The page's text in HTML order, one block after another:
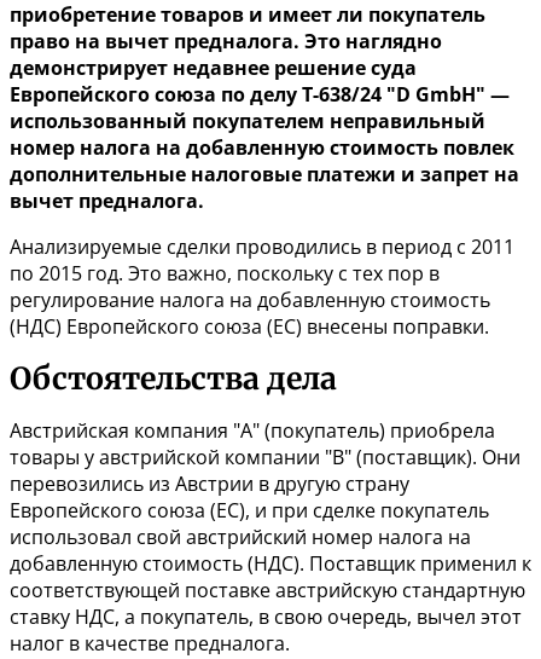
приобретение товаров и имеет ли покупатель
право на вычет предналога. Это наглядно
демонстрирует недавнее решение суда
Европейского союза по делу Т-638/24 "D GmbH" —
использованный покупателем неправильный
номер налога на добавленную стоимость повлек
дополнительные налоговые платежи и запрет на
вычет предналога.
Анализируемые сделки проводились в период с 2011
по 2015 год. Это важно, поскольку с тех пор в
регулирование налога на добавленную стоимость
(НДС) Европейского союза (ЕС) внесены поправки.
Обстоятельства дела
Австрийская компания "А" (покупатель) приобрела
товары у австрийской компании "В" (поставщик). Они
перевозились из Австрии в другую страну
Европейского союза (ЕС), и при сделке покупатель
использовал свой австрийский номер налога на
добавленную стоимость (НДС). Поставщик применил к
соответствующей поставке австрийскую стандартную
ставку НДС, а покупатель, в свою очередь, вычел этот
налог в качестве предналога.